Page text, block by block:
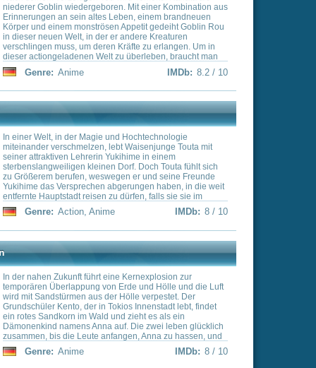
einem Tiefpunkt
dass es nicht mehr
heraus, dass Hinata
der Tokyo Manji Gang
Krimineller, die
Gesellschaft stört.
Zeitpunkt alles so schief
war. Als er erkennt,
entscheidet sich
Gang zu infiltrieren und
zu bewahren.
IMDb:8 / 10
ist ein
verloren ist und
trifft, das ihre
Gefährten treffen in
aufeinander und
Suche nach dem Licht.
Rande des Britischen
beginnt, wird bald
der sie ihren Platz in der
IMDb: 8 / 10
zurückerobert werden,
Eren (Stimme im
einem Tribunal
bestimmen soll:
die ihm allerdings nicht
sich dem
(Daisuke Ono) an. Unter
schließlich dem
Dort soll er seine
Rückeroberung der
ist nicht der einzige,
Auch seine
ob sie ihr Leben dafür
IMDb: 7.9 / 10